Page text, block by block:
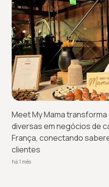
Meet My Mama
diversas em negócios de
França, conectando
clientes
há 1 mês